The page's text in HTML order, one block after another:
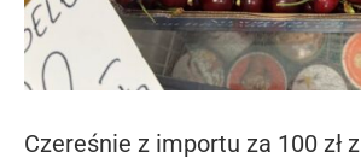
Czereśnie z importu za 100 zł